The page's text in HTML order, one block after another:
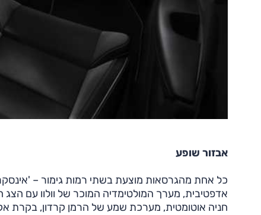
אבזור שופע
אדפטיבית, מערך המולטימדיה המוכר של וולוו עם הצג
חניה אוטומטית, מערכת שמע של הרמן קרדון, בקרת